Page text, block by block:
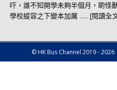
吓，誰不知開學未夠半個月，啲怪
學校縱容之下變本加厲 ….. [閱讀全
© HK Bus Channel 2019 -